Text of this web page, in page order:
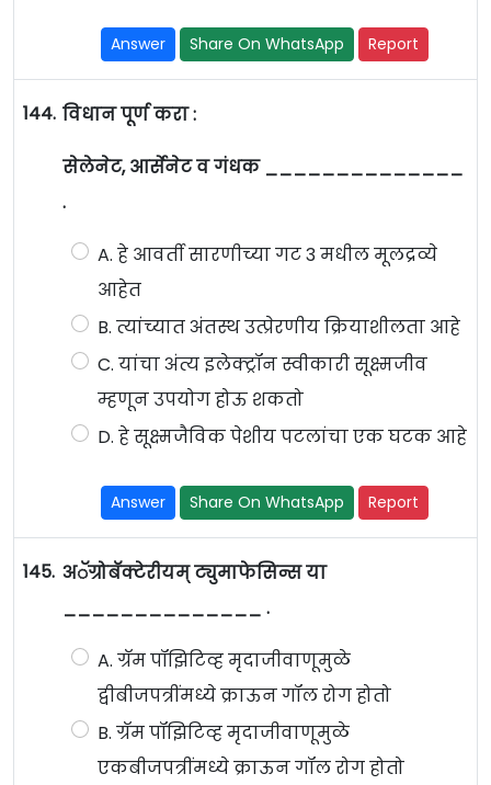
Answer Share On WhatsApp Report
144. विधान पूर्ण करा :
सेलेनेट, आर्सेनेट व गंधक ______________
.
A. हे आवर्ती सारणीच्या गट 3 मधील मूलद्रव्ये
आहेत
B. त्यांच्यात अंतस्थ उत्प्रेरणीय क्रियाशीलता आहे
C. यांचा अंत्य इलेक्ट्रॉन स्वीकारी सूक्ष्मजीव
म्हणून उपयोग होऊ शकतो
D. हे सूक्ष्मजैविक पेशीय पटलांचा एक घटक आहे
Answer Share On WhatsApp Report
145. अॅग्रोबॅक्टेरीयम् ट्युमाफेसिन्स या
______________ .
A. ग्रॅम पॉझिटिव्ह मृदाजीवाणूमुळे
द्वीबीजपत्रींमध्ये क्राऊन गॉल रोग होतो
B. ग्रॅम पॉझिटिव्ह मृदाजीवाणूमुळे
एकबीजपत्रींमध्ये क्राऊन गॉल रोग होतो